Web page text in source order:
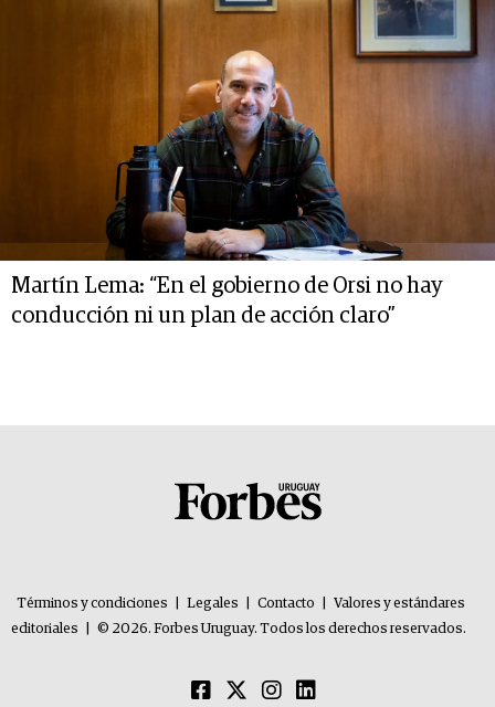
Martín Lema: “En el gobierno de Orsi no hay
conducción ni un plan de acción claro”
Términos y condiciones Legales Contacto
Valores y estándares
editoriales
© 2026. Forbes Uruguay. Todos los derechos reservados.